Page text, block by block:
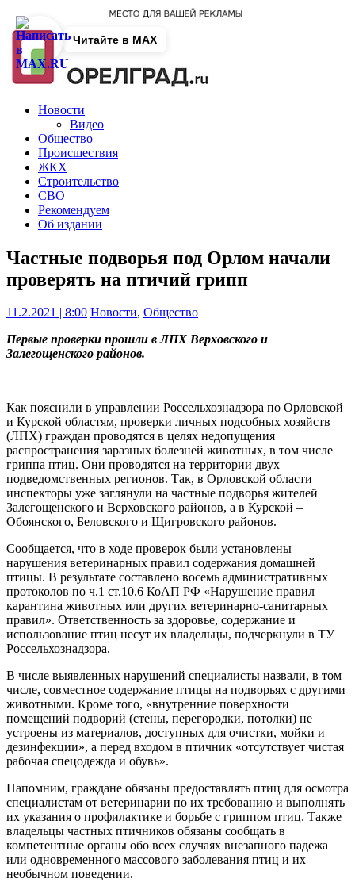
Новости
Видео
Общество
Происшествия
ЖКХ
Строительство
СВО
Рекомендуем
Об издании
Частные подворья под Орлом начали
проверять на птичий грипп
11.2.2021 | 8:00 Новости, Общество
Первые проверки прошли в ЛПХ Верховского и
Залегощенского районов.
Как пояснили в управлении Россельхознадзора по Орловской
и Курской областям, проверки личных подсобных хозяйств
(ЛПХ) граждан проводятся в целях недопущения
распространения заразных болезней животных, в том числе
гриппа птиц. Они проводятся на территории двух
подведомственных регионов. Так, в Орловской области
инспекторы уже заглянули на частные подворья жителей
Залегощенского и Верховского районов, а в Курской –
Обоянского, Беловского и Щигровского районов.
Сообщается, что в ходе проверок были установлены
нарушения ветеринарных правил содержания домашней
птицы. В результате составлено восемь административных
протоколов по ч.1 ст.10.6 КоАП РФ «Нарушение правил
карантина животных или других ветеринарно-санитарных
правил». Ответственность за здоровье, содержание и
использование птиц несут их владельцы, подчеркнули в ТУ
Россельхознадзора.
В числе выявленных нарушений специалисты назвали, в том
числе, совместное содержание птицы на подворьях с другими
животными. Кроме того, «внутренние поверхности
помещений подворий (стены, перегородки, потолки) не
устроены из материалов, доступных для очистки, мойки и
дезинфекции», а перед входом в птичник «отсутствует чистая
рабочая спецодежда и обувь».
Напомним, граждане обязаны предоставлять птиц для осмотра
специалистам от ветеринарии по их требованию и выполнять
их указания о профилактике и борьбе с гриппом птиц. Также
владельцы частных птичников обязаны сообщать в
компетентные органы обо всех случаях внезапного падежа
или одновременного массового заболевания птиц и их
необычном поведении.
Читайте в MAX